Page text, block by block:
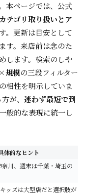
本ページでは、公式
カテゴリ取り扱いとア
。更新は目安として
す。来店前は念のた
します。検索のしや
規模の三段フィルター
相性を明示していま
が、 迷わず最短で到
般的な表現に統一し
体的なヒント
川、週末は千葉・埼玉の
ッズは大型店だと選択肢が